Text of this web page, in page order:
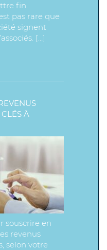
fin
pas rare que
signent
[…]
À
souscrire en
revenus
selon votre